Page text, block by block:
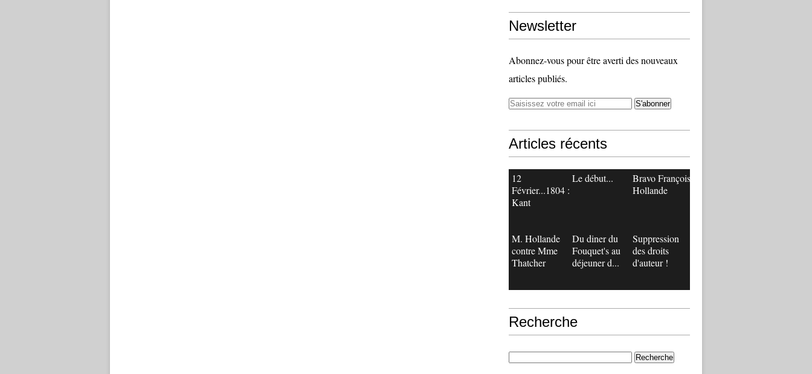
Newsletter
Abonnez-vous pour être averti des nouveaux
articles publiés.
Articles récents
12
Février...1804 :
Kant
Le début...
Bravo François
Hollande
M. Hollande
contre Mme
Thatcher
Du diner du
Fouquet's au
déjeuner d...
Suppression
des droits
d'auteur !
Recherche